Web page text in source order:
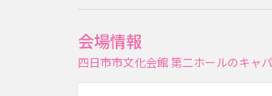
会場情報
四日市市文化会館 第二ホールのキャ